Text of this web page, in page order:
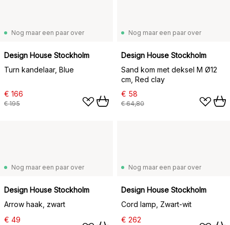
Nog maar een paar over
Design House Stockholm
Turn kandelaar, Blue
€ 166
€ 195
Nog maar een paar over
Design House Stockholm
Sand kom met deksel M Ø12
cm, Red clay
€ 58
€ 64,80
Nog maar een paar over
Design House Stockholm
Arrow haak, zwart
€ 49
Nog maar een paar over
Design House Stockholm
Cord lamp, Zwart-wit
€ 262